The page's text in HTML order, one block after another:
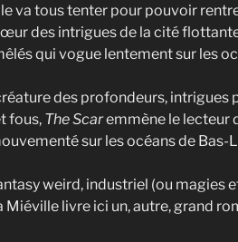
va tous tenter pour pouvoir
des intrigues de la cité
qui vogue lentement sur les
des profondeurs, intrigues
fous, The Scaremmène le lecteur
sur les océans de Bas-
weird, industriel (ou magies
Miéville livre ici un, autre, grand